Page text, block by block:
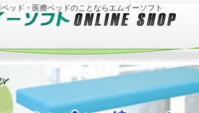
ッド・医療ベッドのことならエムイーソフト